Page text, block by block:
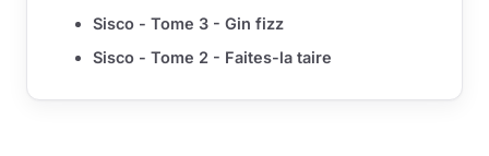
Sisco - Tome 3 - Gin fizz
Sisco - Tome 2 - Faites-la taire